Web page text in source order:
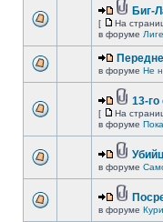
Биг-
[ На
в форуме
в форуме Не
13-
[ На
в форуме
в форуме
в форуме